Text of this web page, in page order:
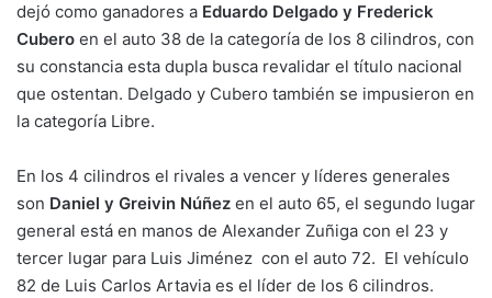
dejó como ganadores a Eduardo Delgado y Frederick
Cubero en el auto 38 de la categoría de los 8 cilindros, con
su constancia esta dupla busca revalidar el título nacional
que ostentan. Delgado y Cubero también se impusieron en
la categoría Libre.
En los 4 cilindros el rivales a vencer y líderes generales
son Daniel y Greivin Núñez en el auto 65, el segundo lugar
general está en manos de Alexander Zuñiga con el 23 y
tercer lugar para Luis Jiménez con el auto 72. El vehículo
82 de Luis Carlos Artavia es el líder de los 6 cilindros.